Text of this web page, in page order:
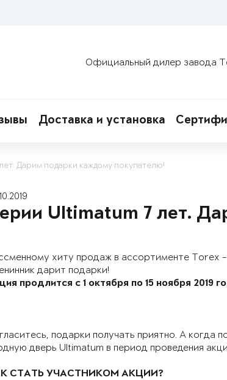
Официальный дилер завода
Доставка и установка
Дарим подарки каждому покупателю!
Ultimatum 7 лет.
хиту продаж в ассортименте Torex -
дарит подарки!
продлится с 1 октября по 15 ноября 2019
подарки получать приятно. А когда
дверь Ultimatum в период проведения
СТАТЬ УЧАСТНИКОМ АКЦИИ?